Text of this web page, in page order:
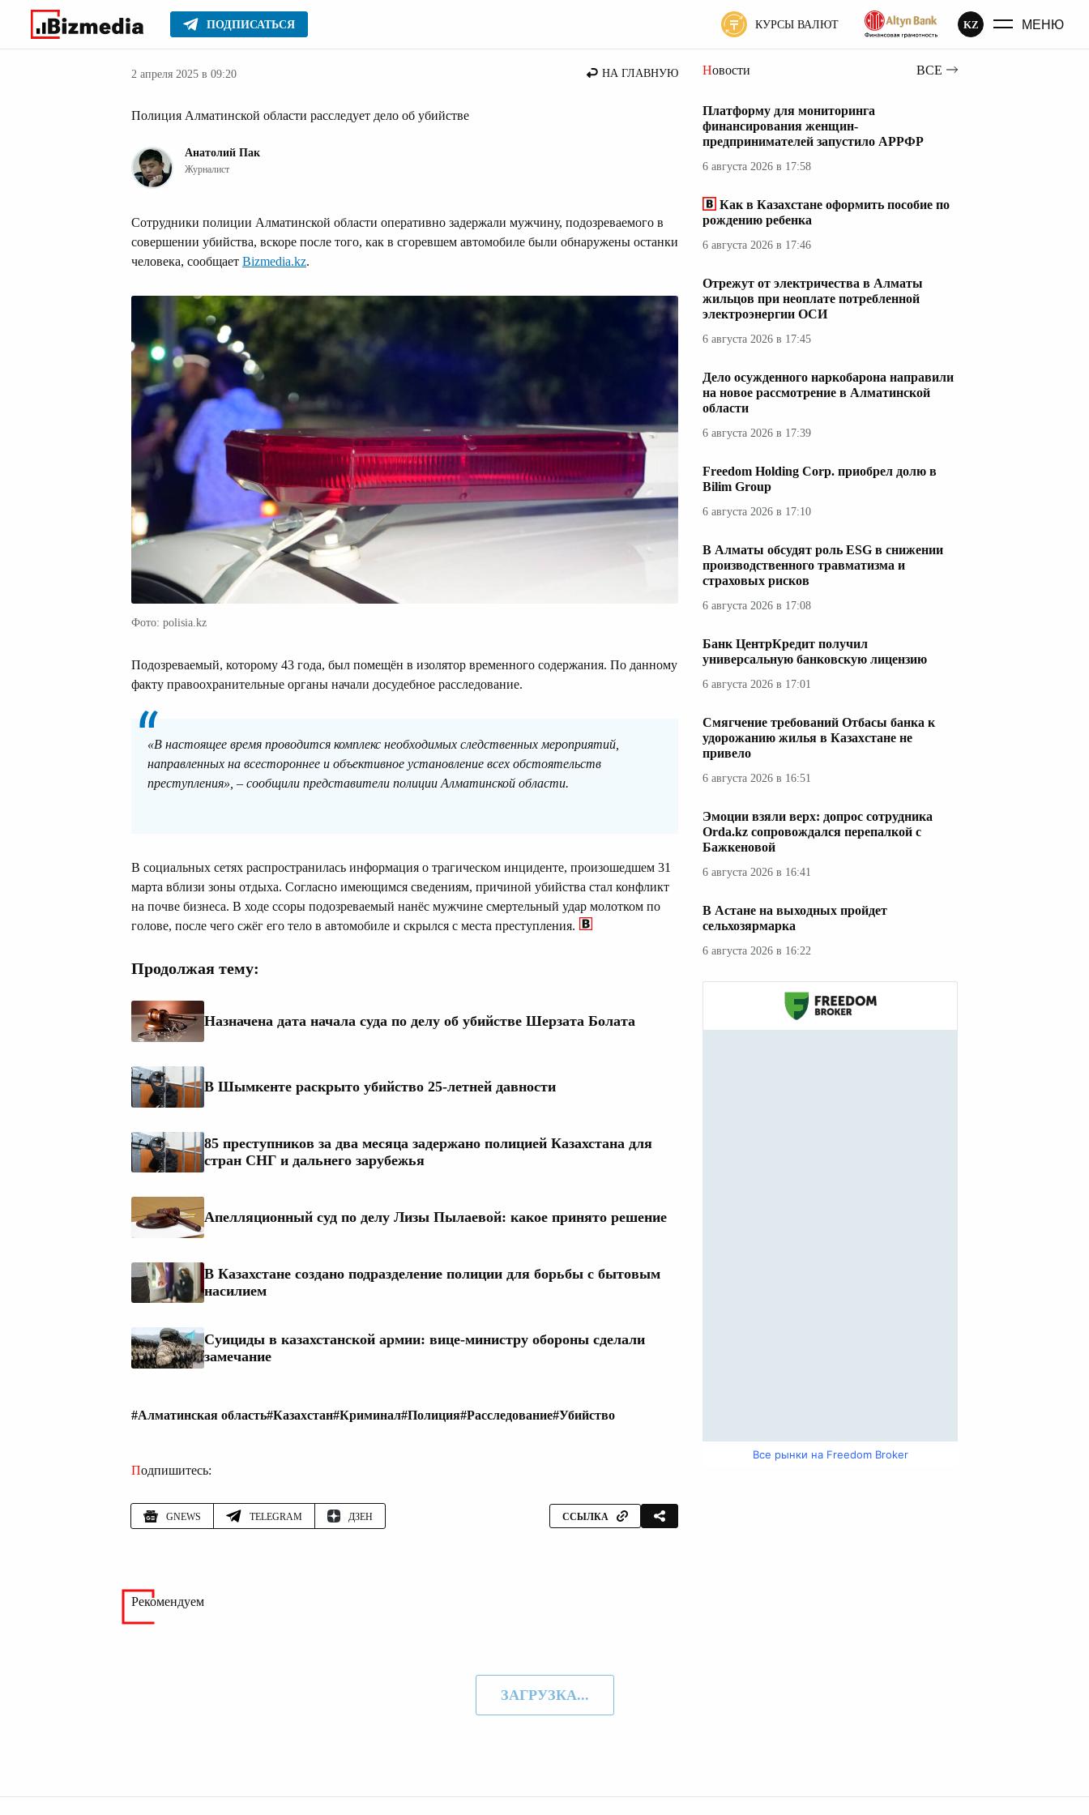
ПОДПИСАТЬСЯ КУРСЫ ВАЛЮТ KZ МЕНЮ
Главное Новости Новости Казахстана
2 апреля 2025 в 09:20 НА ГЛАВНУЮ
Полиция Алматинской области расследует дело об убийстве
Анатолий Пак
Журналист
Сотрудники полиции Алматинской области оперативно задержали мужчину, подозреваемого в
совершении убийства, вскоре после того, как в сгоревшем автомобиле были обнаружены останки
человека, сообщает Bizmedia.kz.
Фото: polisia.kz
Подозреваемый, которому 43 года, был помещён в изолятор временного содержания. По данному
факту правоохранительные органы начали досудебное расследование.
«В настоящее время проводится комплекс необходимых следственных мероприятий,
направленных на всестороннее и объективное установление всех обстоятельств
преступления», – сообщили представители полиции Алматинской области.
В социальных сетях распространилась информация о трагическом инциденте, произошедшем 31
марта вблизи зоны отдыха. Согласно имеющимся сведениям, причиной убийства стал конфликт
на почве бизнеса. В ходе ссоры подозреваемый нанёс мужчине смертельный удар молотком по
голове, после чего сжёг его тело в автомобиле и скрылся с места преступления.
Продолжая тему:
Назначена дата начала суда по делу об убийстве Шерзата Болата
В Шымкенте раскрыто убийство 25-летней давности
85 преступников за два месяца задержано полицией Казахстана для
стран СНГ и дальнего зарубежья
Апелляционный суд по делу Лизы Пылаевой: какое принято решение
В Казахстане создано подразделение полиции для борьбы с бытовым
насилием
Cуициды в казахстанской армии: вице-министру обороны сделали
замечание
#Алматинская область#Казахстан#Криминал#Полиция#Расследование#Убийство
Подпишитесь:
GNEWS TELEGRAM ДЗЕН ССЫЛКА
Новости ВСЕ
Платформу для мониторинга
финансирования женщин-
предпринимателей запустило АРРФР
6 августа 2026 в 17:58
Как в Казахстане оформить пособие по
рождению ребенка
6 августа 2026 в 17:46
Отрежут от электричества в Алматы
жильцов при неоплате потребленной
электроэнергии ОСИ
6 августа 2026 в 17:45
Дело осужденного наркобарона направили
на новое рассмотрение в Алматинской
области
6 августа 2026 в 17:39
Freedom Holding Corp. приобрел долю в
Bilim Group
6 августа 2026 в 17:10
В Алматы обсудят роль ESG в снижении
производственного травматизма и
страховых рисков
6 августа 2026 в 17:08
Банк ЦентрКредит получил
универсальную банковскую лицензию
6 августа 2026 в 17:01
Смягчение требований Отбасы банка к
удорожанию жилья в Казахстане не
привело
6 августа 2026 в 16:51
Эмоции взяли верх: допрос сотрудника
Orda.kz сопровождался перепалкой с
Бажкеновой
6 августа 2026 в 16:41
В Астане на выходных пройдет
сельхозярмарка
6 августа 2026 в 16:22
Все рынки на Freedom Broker
Рекомендуем
ЗАГРУЗКА...